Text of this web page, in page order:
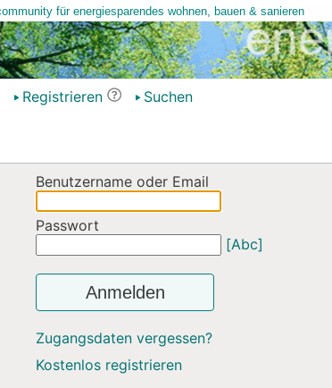
Registrieren Suchen
Benutzername oder Email
Passwort
[Abc]
Anmelden
Zugangsdaten vergessen?
Kostenlos registrieren